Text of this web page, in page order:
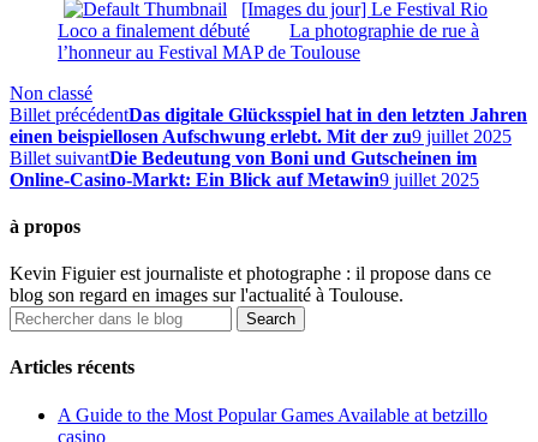
[Images du jour] Le Festival Rio
Loco a finalement débuté
La photographie de rue à
l’honneur au Festival MAP de Toulouse
Non classé
Billet précédentDas digitale Glücksspiel hat in den letzten Jahren
einen beispiellosen Aufschwung erlebt. Mit der zu9 juillet 2025
Billet suivantDie Bedeutung von Boni und Gutscheinen im
Online-Casino-Markt: Ein Blick auf Metawin9 juillet 2025
à propos
Kevin Figuier est journaliste et photographe : il propose dans ce
blog son regard en images sur l'actualité à Toulouse.
Articles récents
A Guide to the Most Popular Games Available at betzillo
casino